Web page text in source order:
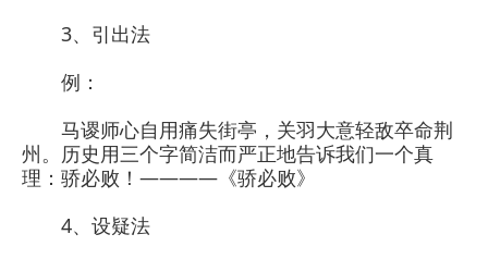
3、引出法
例：
马谡师心自用痛失街亭，关羽大意轻敌卒命荆
州。历史用三个字简洁而严正地告诉我们一个真
理：骄必败！————《骄必败》
4、设疑法